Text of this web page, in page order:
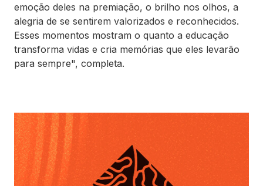
emoção deles na premiação, o brilho nos olhos, a
alegria de se sentirem valorizados e reconhecidos.
Esses momentos mostram o quanto a educação
transforma vidas e cria memórias que eles levarão
para sempre", completa.